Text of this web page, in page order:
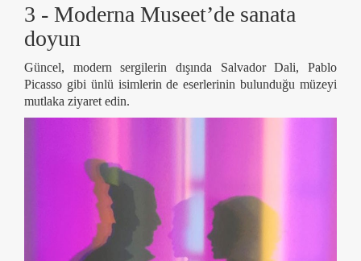
3 - Moderna Museet’de sanata
doyun
Güncel, modern sergilerin dışında Salvador Dali, Pablo
Picasso gibi ünlü isimlerin de eserlerinin bulunduğu müzeyi
mutlaka ziyaret edin.